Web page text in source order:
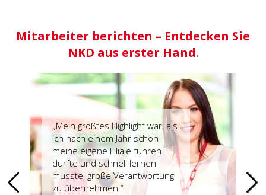
Mitarbeiter berichten – Entdecken Sie
NKD aus erster Hand.
„Mein größtes Highlight war, als
ich nach einem Jahr schon
meine eigene Filiale führen
durfte und schnell lernen
musste, große Verantwortung
zu übernehmen.“